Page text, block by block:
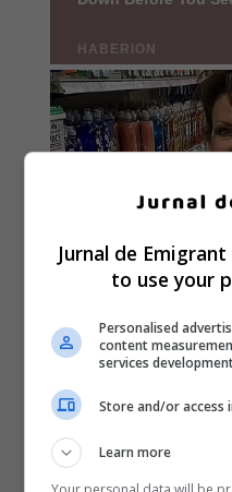
Jurnal de
to use your
Personalised
content
services
Store and/or access
Learn more